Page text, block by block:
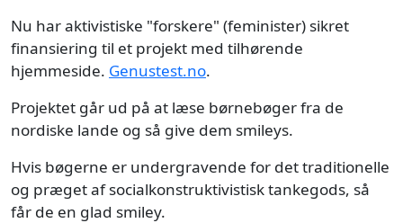
Nu har aktivistiske "forskere" (feminister) sikret
finansiering til et projekt med tilhørende
hjemmeside. Genustest.no.
Projektet går ud på at læse børnebøger fra de
nordiske lande og så give dem smileys.
Hvis bøgerne er undergravende for det traditionelle
og præget af socialkonstruktivistisk tankegods, så
får de en glad smiley.